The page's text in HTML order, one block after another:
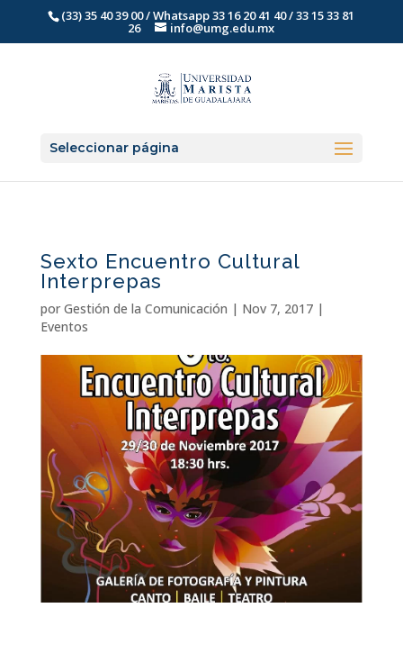
(33) 35 40 39 00 / Whatsapp 33 16 20 41 40 / 33 15 33 81
26 info@umg.edu.mx
Seleccionar página
Sexto Encuentro Cultural
Interprepas
por Gestión de la Comunicación | Nov 7, 2017|
Eventos